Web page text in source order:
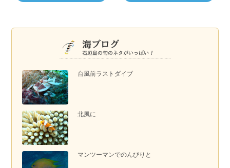
台風前ラストダイブ
北風に
マンツーマンでのんびりと